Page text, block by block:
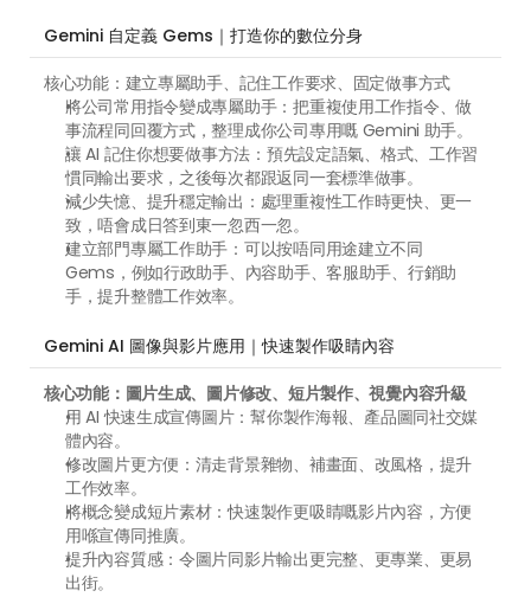
Gemini 自定義 Gems｜打造你的數位分身
核心功能：建立專屬助手、記住工作要求、固定做事方式
將公司常用指令變成專屬助手：把重複使用工作指令、做
事流程同回覆方式，整理成你公司專用嘅 Gemini 助手。
讓 AI 記住你想要做事方法：預先設定語氣、格式、工作習
慣同輸出要求，之後每次都跟返同一套標準做事。
減少失憶、提升穩定輸出：處理重複性工作時更快、更一
致，唔會成日答到東一忽西一忽。
建立部門專屬工作助手：可以按唔同用途建立不同
Gems，例如行政助手、內容助手、客服助手、行銷助
手，提升整體工作效率。
Gemini AI 圖像與影片應用｜快速製作吸睛內容
核心功能：圖片生成、圖片修改、短片製作、視覺內容升級
用 AI 快速生成宣傳圖片：幫你製作海報、產品圖同社交媒
體內容。
修改圖片更方便：清走背景雜物、補畫面、改風格，提升
工作效率。
將概念變成短片素材：快速製作更吸睛嘅影片內容，方便
用喺宣傳同推廣。
提升內容質感：令圖片同影片輸出更完整、更專業、更易
出街。